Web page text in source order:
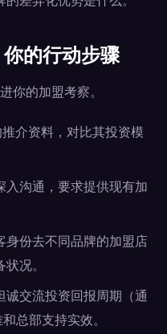
的行动步骤
你的加盟考察。
介资料，对比其投资模
入沟通，要求提供现有加
身份去不同品牌的加盟店
况。
诚交流投资回报周期（通
总部支持实效。